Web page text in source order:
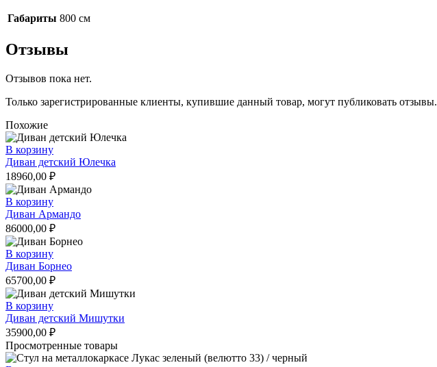
Габариты 800 см
Отзывы
Отзывов пока нет.
Только зарегистрированные клиенты, купившие данный товар, могут публиковать отзывы.
Похожие
В корзину
Диван детский Юлечка
18960,00 ₽
В корзину
Диван Армандо
86000,00 ₽
В корзину
Диван Борнео
65700,00 ₽
В корзину
Диван детский Мишутки
35900,00 ₽
Просмотренные товары